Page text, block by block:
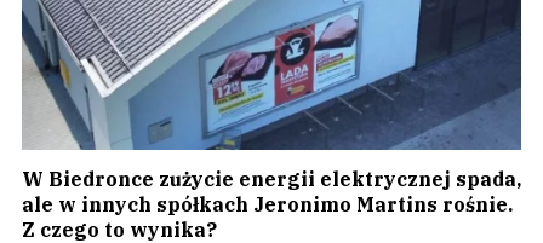
W Biedronce zużycie energii elektrycznej spada,
ale w innych spółkach Jeronimo Martins rośnie.
Z czego to wynika?